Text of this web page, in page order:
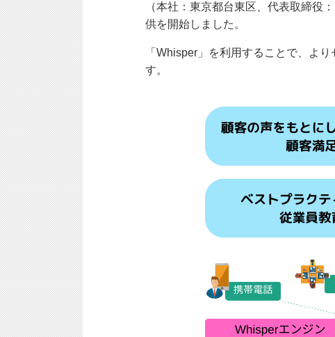
（本社：東京都台東区、代表取締役
供を開始しました。
「Whisper」を利用することで、よ
す。